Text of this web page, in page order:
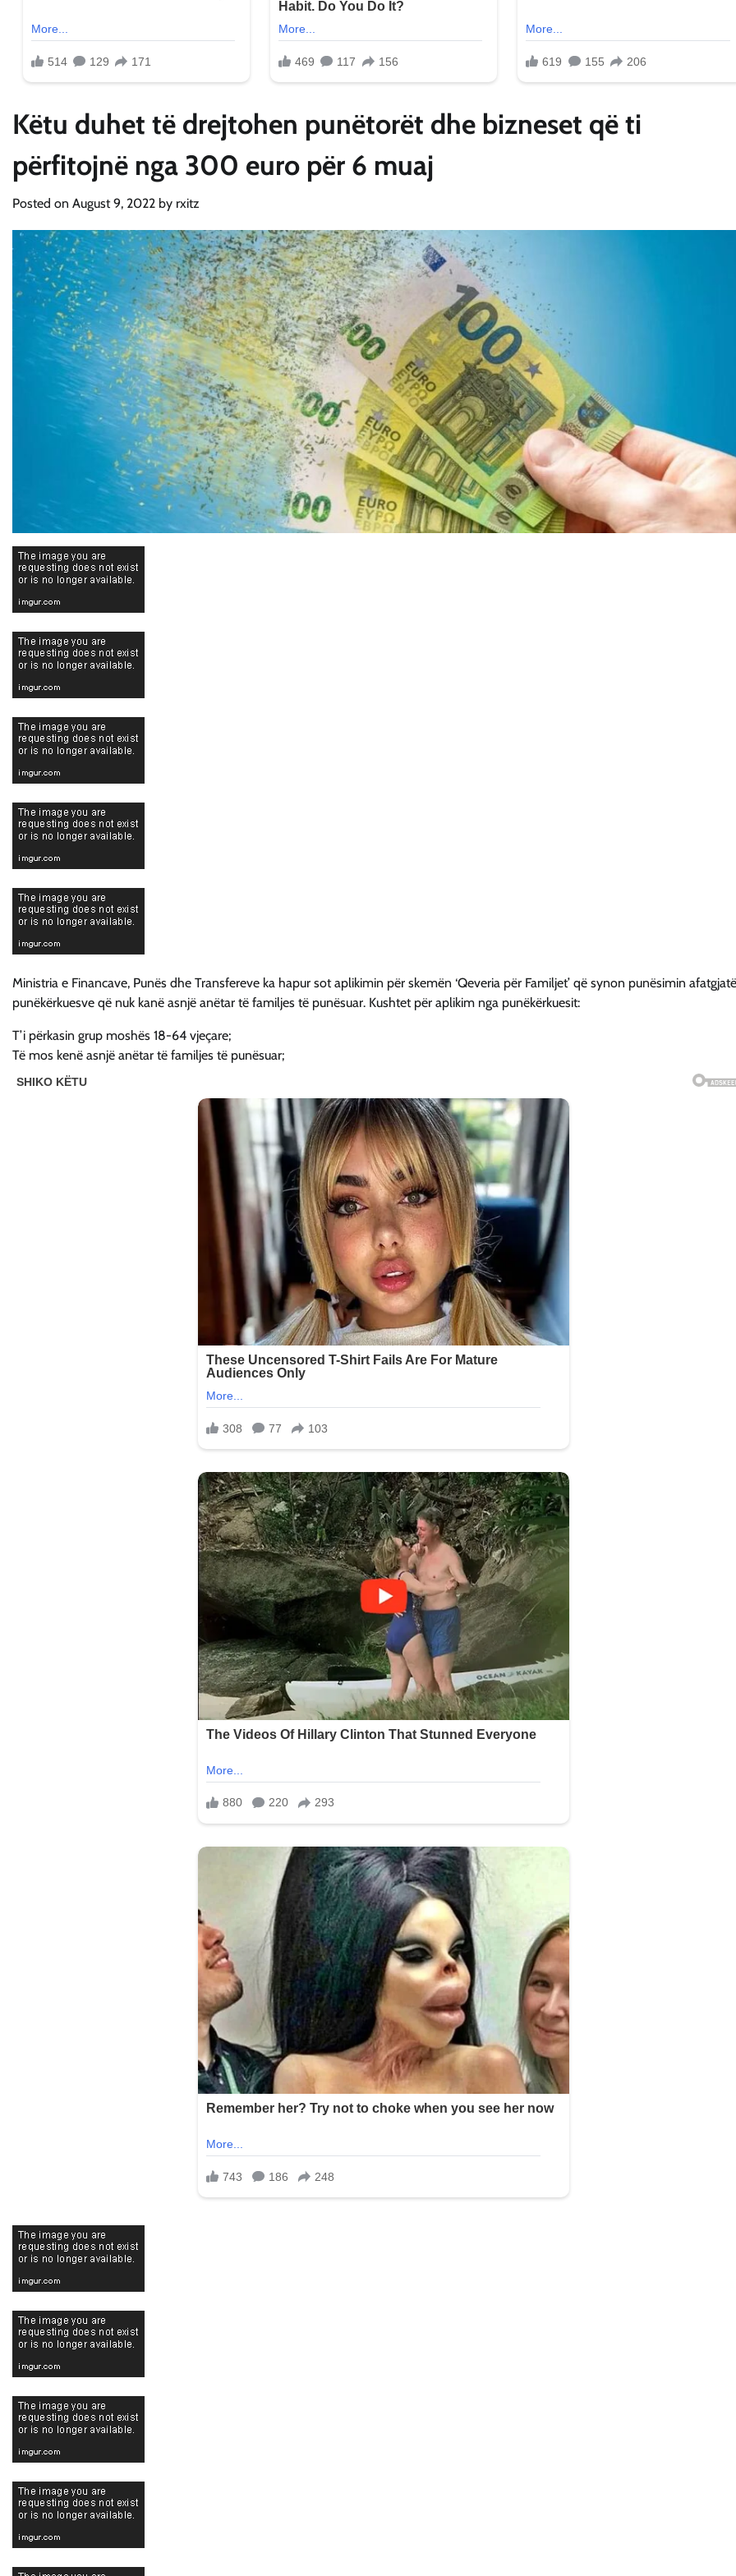
Këtu duhet të drejtohen punëtorët dhe bizneset që ti
përfitojnë nga 300 euro për 6 muaj
Posted on August 9, 2022 by rxitz
Ministria e Financave, Punës dhe Transfereve ka hapur sot aplikimin për skemën ‘Qeveria për Familjet’ që synon punësimin
punëkërkuesve që nuk kanë asnjë anëtar të familjes të punësuar. Kushtet për aplikim nga punëkërkuesit:
T’i përkasin grup moshës 18-64 vjeçare;
Të mos kenë asnjë anëtar të familjes të punësuar;